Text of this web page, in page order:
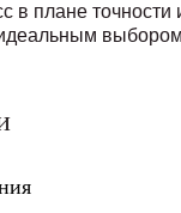
в плане